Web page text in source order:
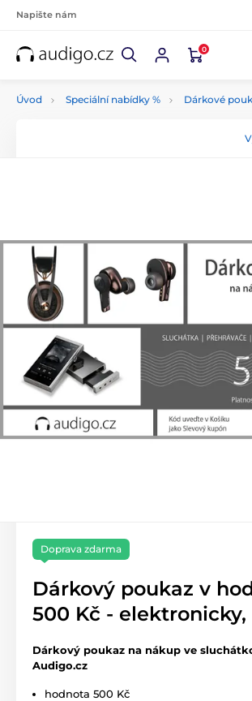
Napište nám
0
Úvod Speciální nabídky % Dárkové
Doprava zdarma
Dárkový poukaz v
500 Kč - elektronicky,
Dárkový poukaz na nákup ve
Audigo.cz
hodnota 500 Kč